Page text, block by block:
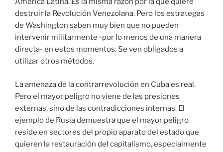
destruir la Revolución Venezolana. Pero los estrategas
de Washington saben muy bien que no pueden
intervenir militarmente -por lo menos de una manera
directa- en estos momentos. Se ven obligados a
utilizar otros métodos.
La amenaza de la contrarrevolución en Cuba es real.
Pero el mayor peligro no viene de las presiones
externas, sino de las contradicciones internas. El
ejemplo de Rusia demuestra que el mayor peligro
reside en sectores del propio aparato del estado que
quieren la restauración del capitalismo, especialmente